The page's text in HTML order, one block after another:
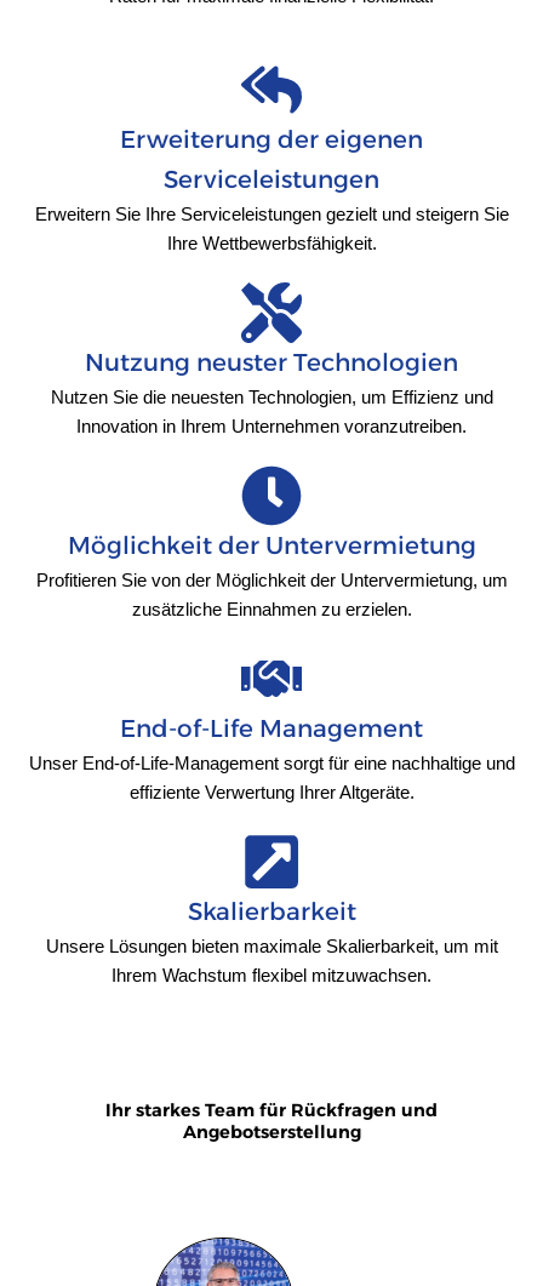
Erweiterung der eigenen
Serviceleistungen
Erweitern Sie Ihre Serviceleistungen gezielt und steigern Sie
Ihre Wettbewerbsfähigkeit.
Nutzung neuster Technologien
Nutzen Sie die neuesten Technologien, um Effizienz und
Innovation in Ihrem Unternehmen voranzutreiben.
Möglichkeit der Untervermietung
Profitieren Sie von der Möglichkeit der Untervermietung, um
zusätzliche Einnahmen zu erzielen.
End-of-Life Management
Unser End-of-Life-Management sorgt für eine nachhaltige und
effiziente Verwertung Ihrer Altgeräte.
Skalierbarkeit
Unsere Lösungen bieten maximale Skalierbarkeit, um mit
Ihrem Wachstum flexibel mitzuwachsen.
Ihr starkes Team für Rückfragen und
Angebotserstellung